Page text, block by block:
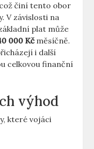
činí tento obor
V závislosti na
plat může
000 Kčměsíčně.
i další
celkovou finanční
výhod
které vojáci